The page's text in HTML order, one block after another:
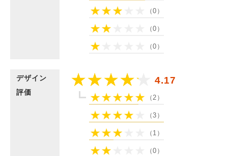
（0）
（0）
（0）
デザイン
評価
4.17
（2）
（3）
（1）
（0）